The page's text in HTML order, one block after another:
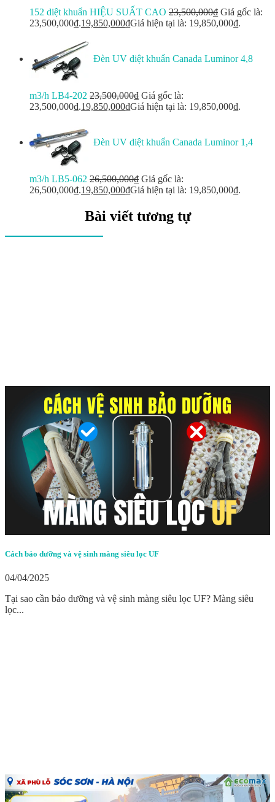
152 diệt khuẩn HIỆU SUẤT CAO 23,500,000₫ Giá gốc là:
23,500,000₫.19,850,000₫Giá hiện tại là: 19,850,000₫.
Đèn UV diệt khuẩn Canada Luminor 4,8
m3/h LB4-202 23,500,000₫ Giá gốc là:
23,500,000₫.19,850,000₫Giá hiện tại là: 19,850,000₫.
Đèn UV diệt khuẩn Canada Luminor 1,4
m3/h LB5-062 26,500,000₫ Giá gốc là:
26,500,000₫.19,850,000₫Giá hiện tại là: 19,850,000₫.
Bài viết tương tự
Cách bảo dưỡng và vệ sinh màng siêu lọc UF
04/04/2025
Tại sao cần bảo dưỡng và vệ sinh màng siêu lọc UF? Màng siêu
lọc...